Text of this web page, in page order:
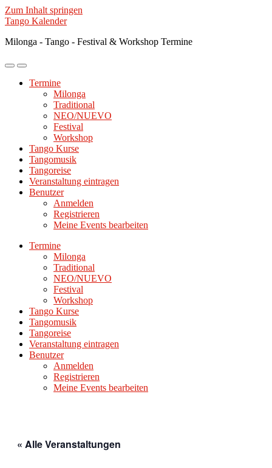
Zum Inhalt springen
Tango Kalender
Milonga - Tango - Festival & Workshop Termine
Mobile-
ein-/ausblenden
Suchfeld
ein-/ausblenden
Termine
Milonga
Traditional
NEO/NUEVO
Festival
Workshop
Tango Kurse
Tangomusik
Tangoreise
Veranstaltung eintragen
Benutzer
Anmelden
Registrieren
Meine Events bearbeiten
Termine
Milonga
Traditional
NEO/NUEVO
Festival
Workshop
Tango Kurse
Tangomusik
Tangoreise
Veranstaltung eintragen
Benutzer
Anmelden
Registrieren
Meine Events bearbeiten
« Alle Veranstaltungen